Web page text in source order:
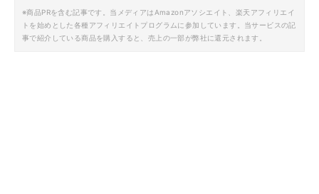
※商品PRを含む記事です。当メディアはAmazonアソシエイト、楽天アフィリエイ
トを始めとした各種アフィリエイトプログラムに参加しています。当サービスの記
事で紹介している商品を購入すると、売上の一部が弊社に還元されます。